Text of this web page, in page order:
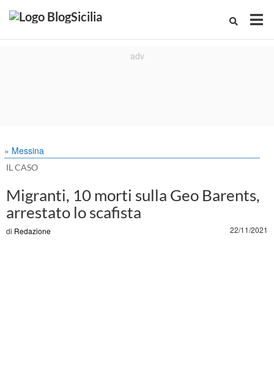
» Messina
IL CASO
Migranti, 10 morti sulla Geo Barents,
arrestato lo scafista
di Redazione 22/11/2021